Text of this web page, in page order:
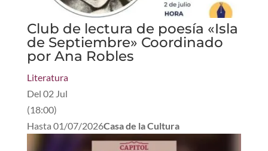
Club de lectura de poesía «Isla
de Septiembre» Coordinado
por Ana Robles
Literatura
Del 02 Jul
(18:00)
Hasta 01/07/2026Casa de la Cultura